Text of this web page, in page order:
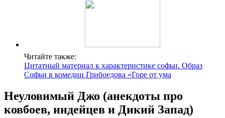
Читайте также:
Цитатный материал к характеристике софьи. Образ
Софьи в комедии Грибоедова «Горе от ума
Неуловимый Джо (анекдоты про
ковбоев, индейцев и Дикий Запад)